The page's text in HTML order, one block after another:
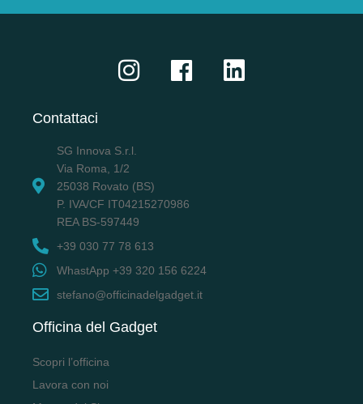
Contattaci
SG Innova S.r.l.
Via Roma, 1/2
25038 Rovato (BS)
P. IVA/CF IT04215270986
REA BS-597449
+39 030 77 78 613
WhastApp +39 320 156 6224
stefano@officinadelgadget.it
Officina del Gadget
Scopri l’officina
Lavora con noi